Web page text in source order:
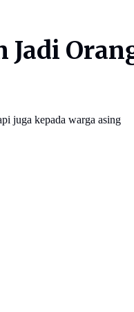
Jadi
juga kepada warga asing